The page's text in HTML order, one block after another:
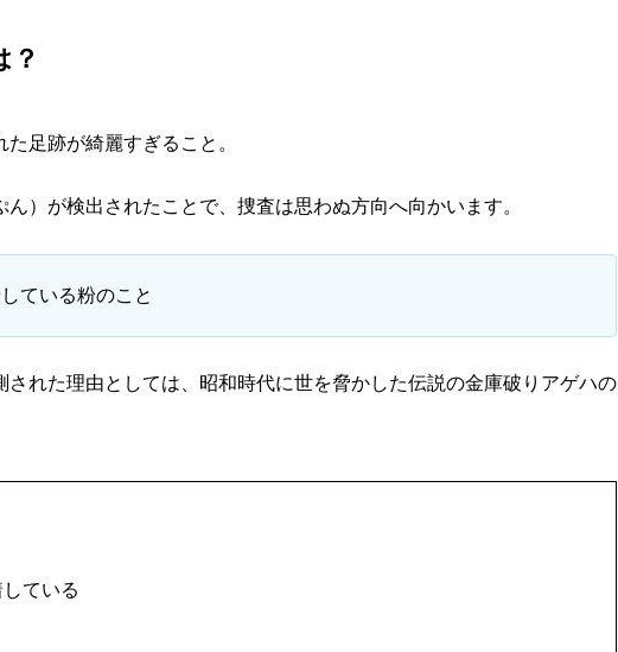
？
足跡が綺麗すぎること。
）が検出されたことで、捜査は思わぬ方向へ向かいます。
ている粉のこと
れた理由としては、昭和時代に世を脅かした伝説の金庫破りアゲハの
ている